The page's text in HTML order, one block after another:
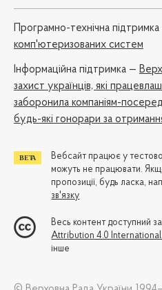
Програмно-технічна
комп'ютеризованих систем
Iнформаційна підтримка —
захист українців, які
заборонила компаніям-
будь-які гонорари за
Вебсайт працює у
можуть не працювати.
пропозиції, будь ласка,
зв'язку
Весь контент доступний
Attribution 4.0
інше